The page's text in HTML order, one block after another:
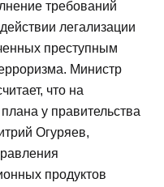
требований
легализации
преступным
Министр
что на
у правительства
Огуряев,
продуктов